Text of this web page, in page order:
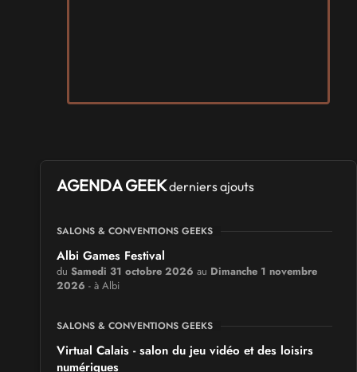
AGENDA GEEKderniers ajouts
SALONS & CONVENTIONS GEEKS
Albi Games Festival
du Samedi 31 octobre 2026 au Dimanche 1 novembre
2026 - à Albi
SALONS & CONVENTIONS GEEKS
Virtual Calais - salon du jeu vidéo et des loisirs
numériques